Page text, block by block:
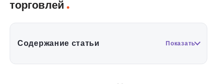
торговлей
Содержание статьи Показать